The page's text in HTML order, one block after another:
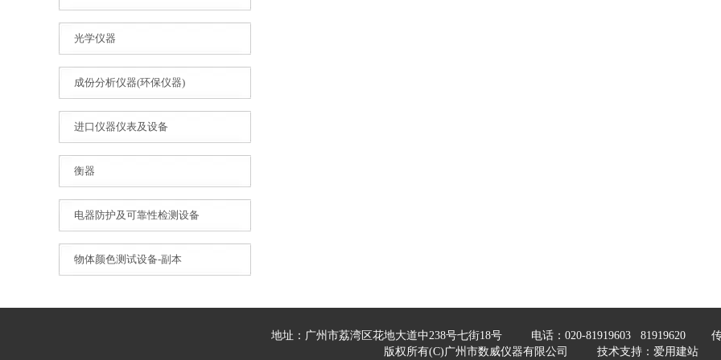
光学仪器
成份分析仪器(环保仪器)
进口仪器仪表及设备
衡器
电器防护及可靠性检测设备
物体颜色测试设备-副本
地址：广州市荔湾区花地大道中238号七街18号 电话：020-81919603
81919620 传
版权所有(C)广州市数威仪器有限公司 技术支持： 爱用建站